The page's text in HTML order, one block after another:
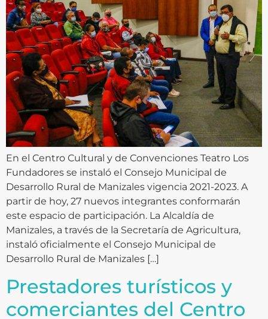
En el Centro Cultural y de Convenciones Teatro Los
Fundadores se instaló el Consejo Municipal de
Desarrollo Rural de Manizales vigencia 2021-2023. A
partir de hoy, 27 nuevos integrantes conformarán
este espacio de participación. La Alcaldía de
Manizales, a través de la Secretaría de Agricultura,
instaló oficialmente el Consejo Municipal de
Desarrollo Rural de Manizales […]
Prestadores turísticos y
comerciantes del Centro